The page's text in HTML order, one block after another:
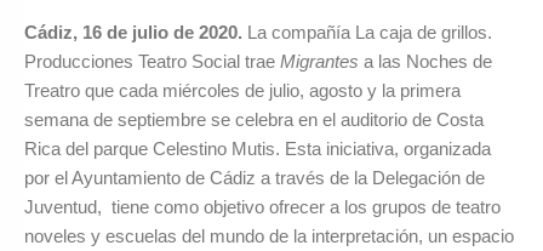
Cádiz, 16 de julio de 2020. La compañía La caja de grillos.
Producciones Teatro Social trae Migrantes a las Noches de
Treatro que cada miércoles de julio, agosto y la primera
semana de septiembre se celebra en el auditorio de Costa
Rica del parque Celestino Mutis. Esta iniciativa, organizada
por el Ayuntamiento de Cádiz a través de la Delegación de
Juventud, tiene como objetivo ofrecer a los grupos de teatro
noveles y escuelas del mundo de la interpretación, un espacio